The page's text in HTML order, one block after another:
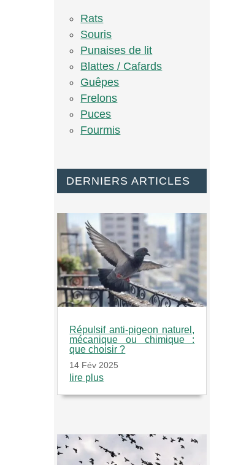
Rats
Souris
Punaises de lit
Blattes / Cafards
Guêpes
Frelons
Puces
Fourmis
DERNIERS ARTICLES
Répulsif anti-pigeon naturel,
mécanique ou chimique :
que choisir ?
14 Fév 2025
lire plus